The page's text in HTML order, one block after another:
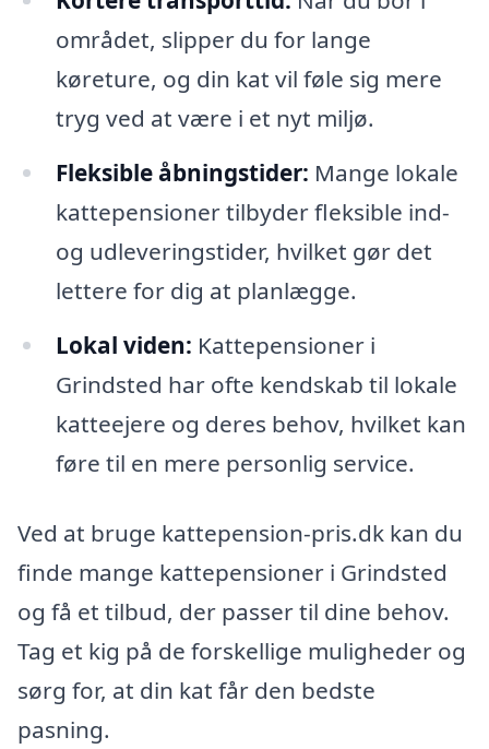
området, slipper du for lange
køreture, og din kat vil føle sig mere
tryg ved at være i et nyt miljø.
Fleksible åbningstider: Mange lokale
kattepensioner tilbyder fleksible ind-
og udleveringstider, hvilket gør det
lettere for dig at planlægge.
Lokal viden: Kattepensioner i
Grindsted har ofte kendskab til lokale
katteejere og deres behov, hvilket kan
føre til en mere personlig service.
Ved at bruge kattepension-pris.dk kan du
finde mange kattepensioner i Grindsted
og få et tilbud, der passer til dine behov.
Tag et kig på de forskellige muligheder og
sørg for, at din kat får den bedste
pasning.